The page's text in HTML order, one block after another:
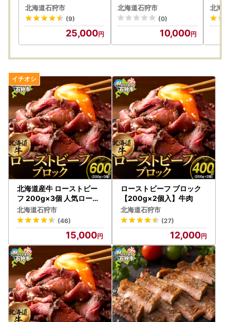
海鮮 北海道 ルイベ
北海道石狩市
(9)
25,000
】北海道石狩市カタログ
ポイント
北海道石狩市
(0)
10,000
0g×3
北海
北海道産牛 ローストビー
フ 200g×3個 人気ロース
トビーフ
北海道石狩市
(46)
15,000
ローストビーフ ブロック
【200g×2個入】牛肉
北海道石狩市
(27)
12,000